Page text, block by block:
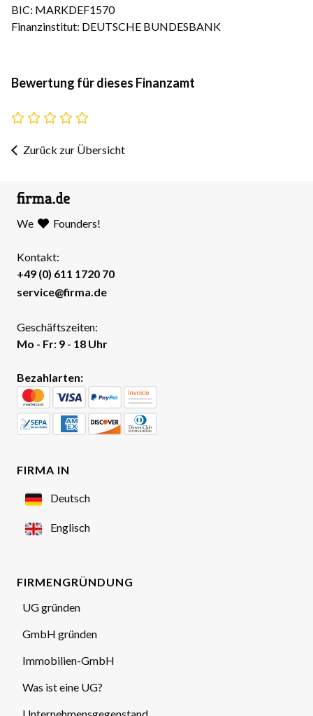
BIC: MARKDEF1570
Finanzinstitut: DEUTSCHE BUNDESBANK
Bewertung für dieses Finanzamt
Zurück zur Übersicht
We Founders!
Kontakt:
+49 (0) 611 1720 70
service@firma.de
Geschäftszeiten:
Mo - Fr: 9 - 18 Uhr
Bezahlarten:
FIRMA IN
Deutsch
Englisch
FIRMENGRÜNDUNG
UG gründen
GmbH gründen
Immobilien-GmbH
Was ist eine UG?